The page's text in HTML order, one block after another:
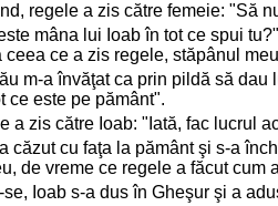
regele a zis către femeie: "Să
mâna lui Ioab în tot ce spui
ceea ce a zis regele, stăpânul
m-a învăţat ca prin pildă să
ce este pe pământ".
a zis către Ioab: "Iată, fac lucrul
căzut cu faţa la pământ şi s-a
de vreme ce regele a făcut cum
Ioab s-a dus în Gheşur şi a